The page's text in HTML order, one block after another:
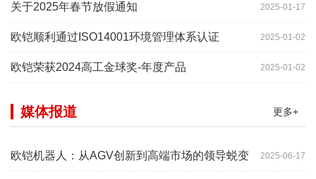
2025-01-17
关于2025年春节放假通知
2025-01-02
欧铠顺利通过ISO14001环境管理体系认证
2025-01-02
欧铠荣获2024高工金球奖-年度产品
更多+
媒体报道
2025-06-17
欧铠机器人：从AGV创新到高端市场的领导蜕变